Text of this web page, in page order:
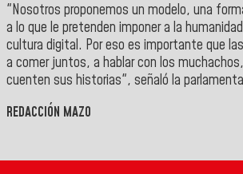
"Nosotros proponemos un modelo, una
a lo que le pretenden imponer a la
cultura digital. Por eso es importante que
a comer juntos, a hablar con los
cuenten sus historias", señaló la
REDACCIÓN MAZO